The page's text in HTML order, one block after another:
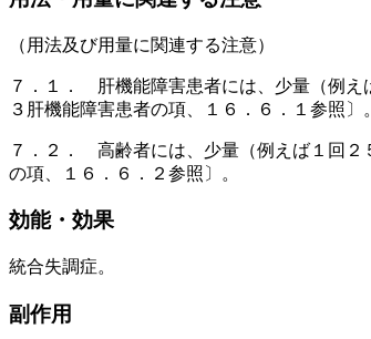
（用法及び用量に関連する注意）
７．１． 肝機能障害患者には、少量（例え
３肝機能障害患者の項、１６．６．１参照〕。
７．２． 高齢者には、少量（例えば１回２
の項、１６．６．２参照〕。
効能・効果
統合失調症。
副作用